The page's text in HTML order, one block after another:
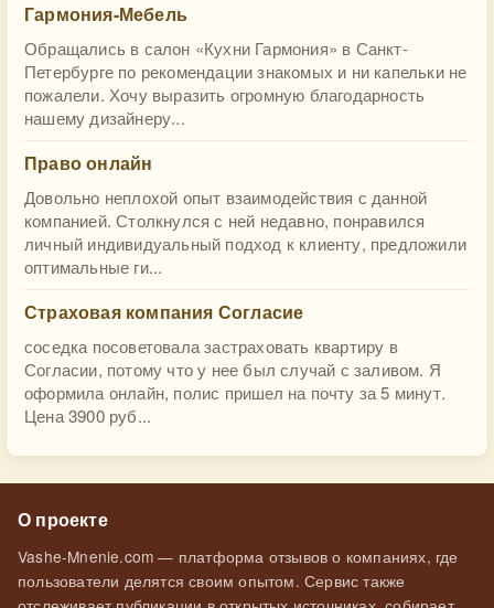
Гармония-Мебель
Обращались в салон «Кухни Гармония» в Санкт-
Петербурге по рекомендации знакомых и ни капельки не
пожалели. Хочу выразить огромную благодарность
нашему дизайнеру...
Право онлайн
Довольно неплохой опыт взаимодействия с данной
компанией. Столкнулся с ней недавно, понравился
личный индивидуальный подход к клиенту, предложили
оптимальные ги...
Страховая компания Согласие
соседка посоветовала застраховать квартиру в
Согласии, потому что у нее был случай с заливом. Я
оформила онлайн, полис пришел на почту за 5 минут.
Цена 3900 руб...
О проекте
Vashe-Mnenie.com — платформа отзывов о компаниях, где
пользователи делятся своим опытом. Сервис также